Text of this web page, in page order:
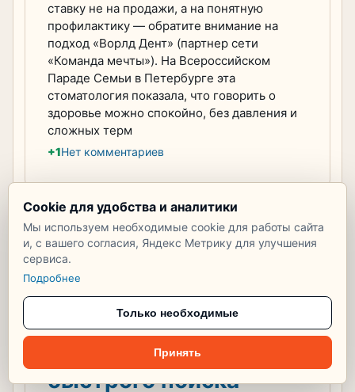
ставку не на продажи, а на понятную
профилактику — обратите внимание на
подход «Ворлд Дент» (партнер сети
«Команда мечты»). На Всероссийском
Параде Семьи в Петербурге эта
стоматология показала, что говорить о
здоровье можно спокойно, без давления и
сложных терм
+1Нет комментариев
TrustMed
Где можно купить
магний в
Благовещенске? Топ
онлайн-сервисов для
быстрого поиска
Cookie для удобства и аналитики
Мы используем необходимые cookie для работы сайта
и, с вашего согласия, Яндекс Метрику для улучшения
сервиса.
Подробнее
Только необходимые
Принять